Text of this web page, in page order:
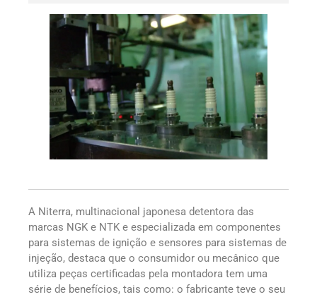
A Niterra, multinacional japonesa detentora das
marcas NGK e NTK e especializada em componentes
para sistemas de ignição e sensores para sistemas de
injeção, destaca que o consumidor ou mecânico que
utiliza peças certificadas pela montadora tem uma
série de benefícios, tais como: o fabricante teve o seu